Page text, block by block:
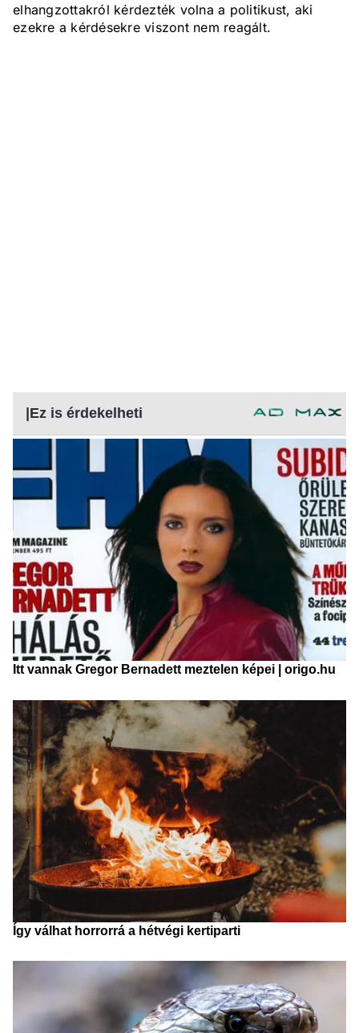
elhangzottakról kérdezték volna a politikust, aki
ezekre a kérdésekre viszont nem reagált.